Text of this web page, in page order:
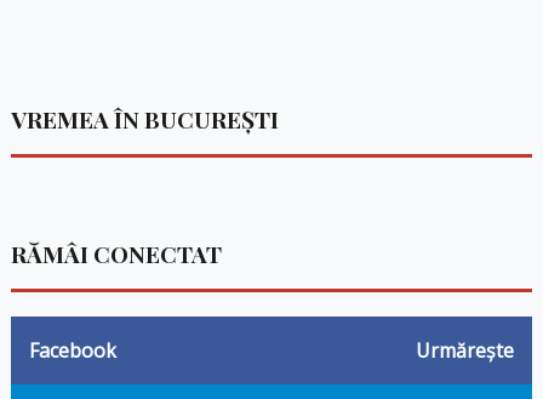
VREMEA ÎN BUCUREȘTI
RĂMÂI CONECTAT
Facebook Urmărește